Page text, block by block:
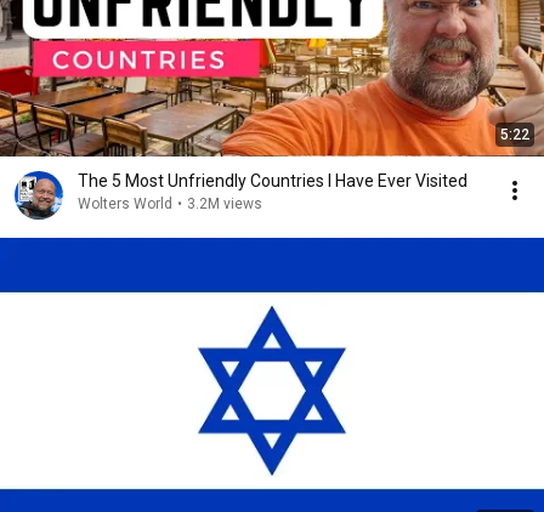
5:22
The 5 Most Unfriendly Countries I Have Ever Visited
Wolters World • 3.2M views